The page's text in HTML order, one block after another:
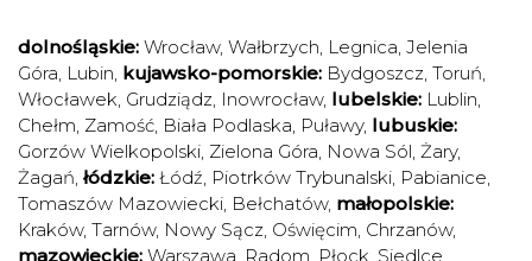
dolnośląskie: Wrocław, Wałbrzych, Legnica, Jelenia
Góra, Lubin, kujawsko-pomorskie: Bydgoszcz, Toruń,
Włocławek, Grudziądz, Inowrocław, lubelskie: Lublin,
Chełm, Zamość, Biała Podlaska, Puławy, lubuskie:
Gorzów Wielkopolski, Zielona Góra, Nowa Sól, Żary,
Żagań, łódzkie: Łódź, Piotrków Trybunalski, Pabianice,
Tomaszów Mazowiecki, Bełchatów, małopolskie:
Kraków, Tarnów, Nowy Sącz, Oświęcim, Chrzanów,
mazowieckie: Warszawa, Radom, Płock, Siedlce,